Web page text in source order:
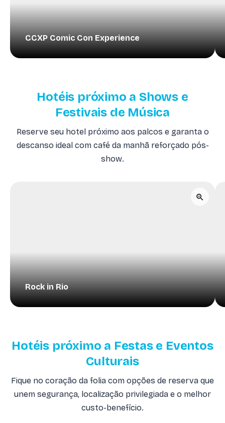
CCXP Comic Con Experience
Hotéis próximo a Shows e
Festivais de Música
Reserve seu hotel próximo aos palcos e garanta o
descanso ideal com café da manhã reforçado pós-
show.
Rock in Rio
Hotéis próximo a Festas e Eventos
Culturais
Fique no coração da folia com opções de reserva que
unem segurança, localização privilegiada e o melhor
custo-benefício.